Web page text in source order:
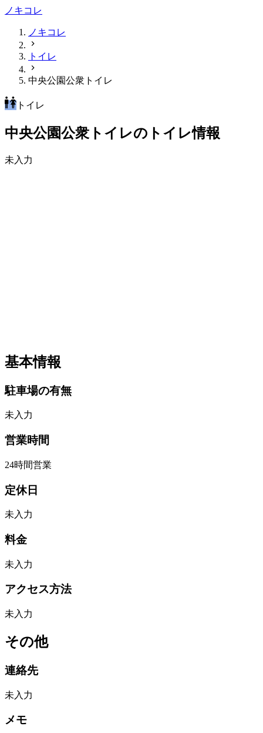
ノキコレ
ノキコレ
トイレ
中央公園公衆トイレ
トイレ
中央公園公衆トイレのトイレ情報
未入力
基本情報
駐車場の有無
未入力
営業時間
24時間営業
定休日
未入力
料金
未入力
アクセス方法
未入力
その他
連絡先
未入力
メモ